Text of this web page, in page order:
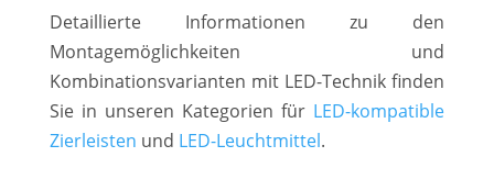
Detaillierte Informationen zu den
Montagemöglichkeiten und
Kombinationsvarianten mit LED-Technik finden
Sie in unseren Kategorien für LED-kompatible
Zierleisten und LED-Leuchtmittel.